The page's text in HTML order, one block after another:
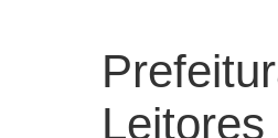
Leitores